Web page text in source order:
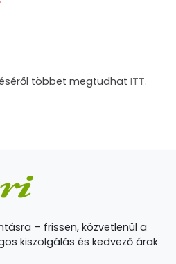
többet megtudhat ITT.
– frissen, közvetlenül a
kiszolgálás és kedvező árak